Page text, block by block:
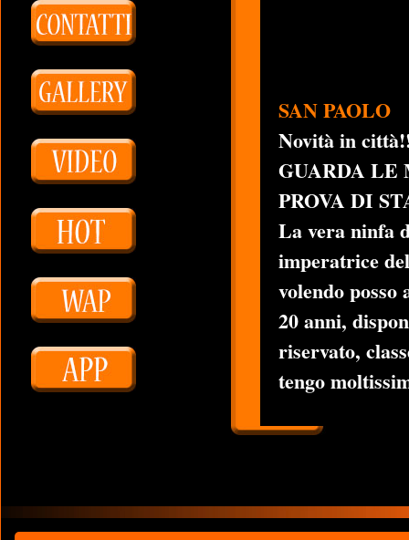
SAN PAOLO
Novità in
GUARDA LE
PROVA DI
La vera ninfa
imperatrice
volendo posso
20 anni,
riservato,
tengo